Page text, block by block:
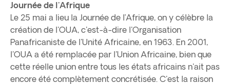
Journée de l'Afrique
Le 25 mai a lieu la Journée de l’Afrique, on y célèbre la
création de l'OUA, c'est-à-dire l'Organisation
Panafricaniste de l'Unité Africaine, en 1963. En 2001,
l'OUA a été remplacée par l'Union Africaine, bien que
cette réelle union entre tous les états africains n'ait pas
encore été complètement concrétisée. C'est la raison